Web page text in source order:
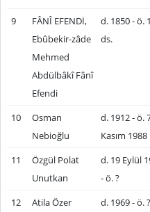
9
FÂNÎ EFENDİ,
Ebûbekir-zâde
Mehmed
Abdülbâkî Fânî
Efendi
d. 1850 - ö.
ds.
10
Osman
Nebioğlu
d. 1912 - ö.
Kasım 1988
11
Özgül Polat
Unutkan
d. 19 Eylül
- ö. ?
12 Atila Özer d. 1969 - ö. ?